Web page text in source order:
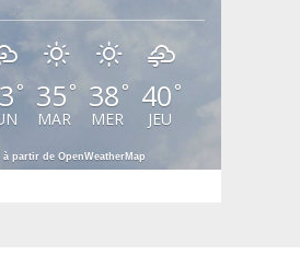
° 35 °
MAR
38 °
MER
40 °
JEU
à partir de OpenWeatherMap